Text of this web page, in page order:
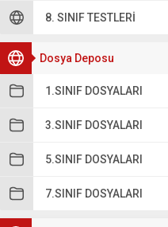
8. SINIF TESTLERI
Dosya Deposu
1.SINIF DOSYALARI
3.SINIF DOSYALARI
5.SINIF DOSYALARI
7.SINIF DOSYALARI